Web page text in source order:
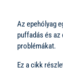
Az epehólyag
puffadás és az
problémákat.
Ez a cikk